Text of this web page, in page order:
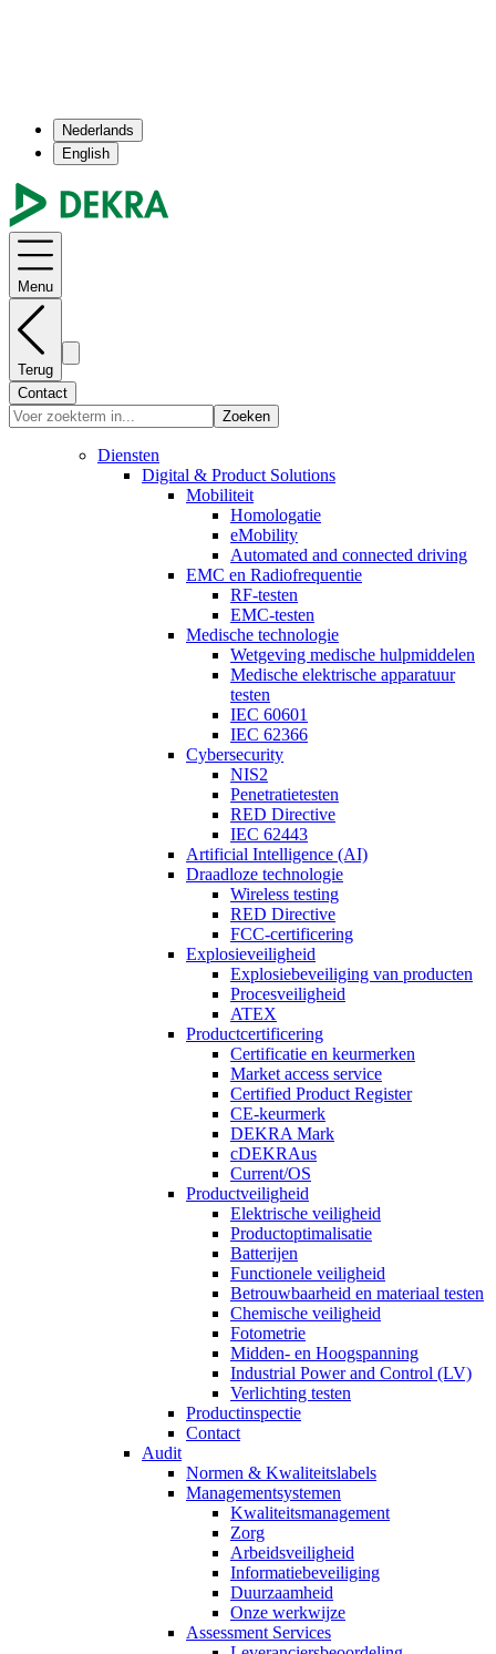
Nederlands
English
Menu
Terug
Contact
Zoeken
Diensten
Digital & Product Solutions
Mobiliteit
Homologatie
eMobility
Automated and connected driving
EMC en Radiofrequentie
RF-testen
EMC-testen
Medische technologie
Wetgeving medische hulpmiddelen
Medische elektrische apparatuur
testen
IEC 60601
IEC 62366
Cybersecurity
NIS2
Penetratietesten
RED Directive
IEC 62443
Artificial Intelligence (AI)
Draadloze technologie
Wireless testing
RED Directive
FCC-certificering
Explosieveiligheid
Explosiebeveiliging van producten
Procesveiligheid
ATEX
Productcertificering
Certificatie en keurmerken
Market access service
Certified Product Register
CE-keurmerk
DEKRA Mark
cDEKRAus
Current/OS
Productveiligheid
Elektrische veiligheid
Productoptimalisatie
Batterijen
Functionele veiligheid
Betrouwbaarheid en materiaal testen
Chemische veiligheid
Fotometrie
Midden- en Hoogspanning
Industrial Power and Control (LV)
Verlichting testen
Productinspectie
Contact
Audit
Normen & Kwaliteitslabels
Managementsystemen
Kwaliteitsmanagement
Zorg
Arbeidsveiligheid
Informatiebeveiliging
Duurzaamheid
Onze werkwijze
Assessment Services